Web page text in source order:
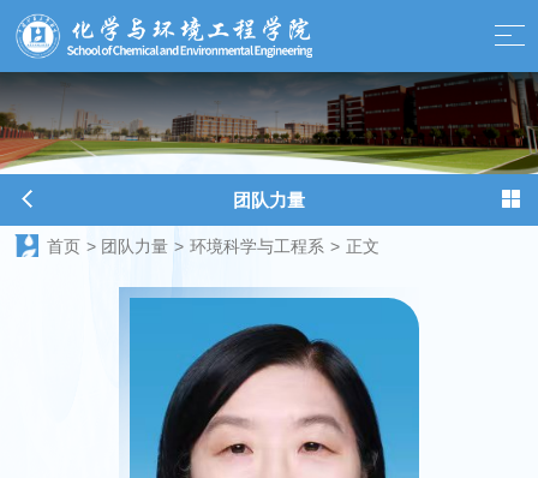
球天下-最新体育新闻、赛事报道、足球篮球资讯
团队力量
首页 > 团队力量 > 环境科学与工程系 > 正文